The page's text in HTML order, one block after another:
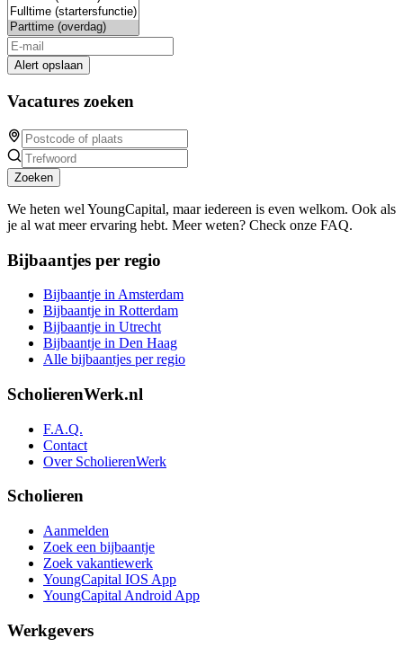
Alert opslaan
Vacatures zoeken
Zoeken
We heten wel YoungCapital, maar iedereen is even welkom. Ook als
je al wat meer ervaring hebt. Meer weten? Check onze FAQ.
Bijbaantjes per regio
Bijbaantje in Amsterdam
Bijbaantje in Rotterdam
Bijbaantje in Utrecht
Bijbaantje in Den Haag
Alle bijbaantjes per regio
ScholierenWerk.nl
F.A.Q.
Contact
Over ScholierenWerk
Scholieren
Aanmelden
Zoek een bijbaantje
Zoek vakantiewerk
YoungCapital IOS App
YoungCapital Android App
Werkgevers